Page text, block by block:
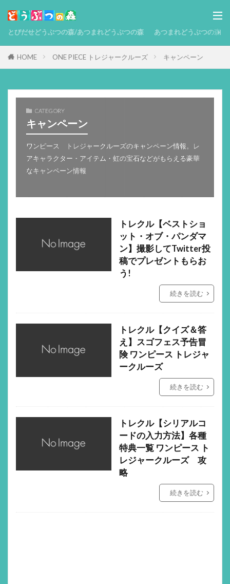
とびだせどうぶつの森/あつまれどうぶつの森 あつまれどうぶつの森
HOME ONE PIECE トレジャークルーズ キャンペーン
CATEGORY
キャンペーン
ワンピース トレジャークルーズのキャンペーン情報。レ
アキャラクター・アイテム・虹の宝石などがもらえる豪華
なキャンペーン情報
トレクル【ベストショ
ット・オブ・パンダマ
ン】撮影してTwitter投
稿でプレゼントもらお
う!
続きを読む
トレクル【クイズ＆答
え】スゴフェス予告冒
険 ワンピース トレジャ
ークルーズ
続きを読む
トレクル【シリアルコ
ードの入力方法】各種
特典一覧 ワンピース ト
レジャークルーズ 攻
略
続きを読む